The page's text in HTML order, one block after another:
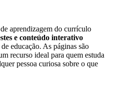
aprendizagem do currículo
e conteúdo interativo
educação. As páginas são
recurso ideal para quem estuda
pessoa curiosa sobre o que